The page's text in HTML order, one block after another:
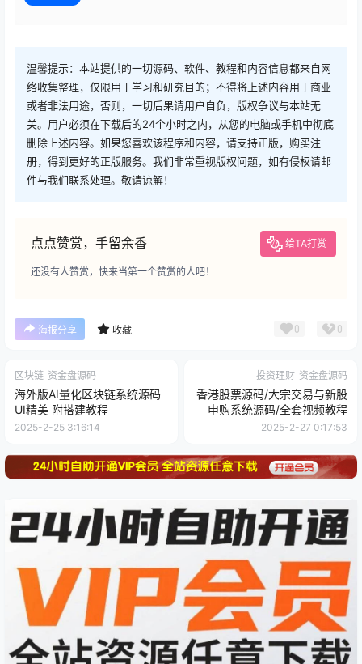
温馨提示：本站提供的一切源码、软件、教程和内容信息都来自网
络收集整理，仅限用于学习和研究目的；不得将上述内容用于商业
或者非法用途，否则，一切后果请用户自负，版权争议与本站无
关。用户必须在下载后的24个小时之内，从您的电脑或手机中彻底
删除上述内容。如果您喜欢该程序和内容，请支持正版，购买注
册，得到更好的正版服务。我们非常重视版权问题，如有侵权请邮
件与我们联系处理。敬请谅解！
点点赞赏，手留余香 给TA打赏
还没有人赞赏，快来当第一个赞赏的人吧！
海报分享 收藏 0 0
区块链 资金盘源码
海外版AI量化区块链系统源码
UI精美 附搭建教程
2025-2-25 3:16:14
投资理财 资金盘源码
香港股票源码/大宗交易与新股
申购系统源码/全套视频教程
2025-2-27 0:17:53